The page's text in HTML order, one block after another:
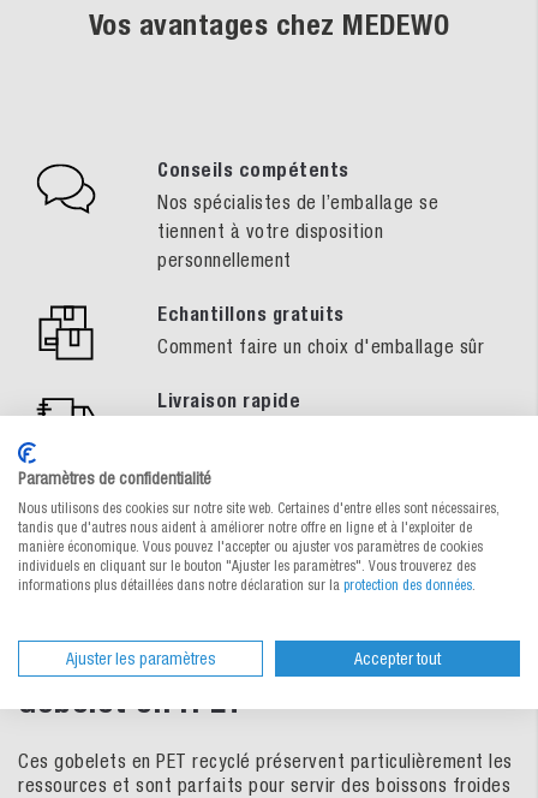
Vos avantages chez MEDEWO
Conseils compétents
Nos spécialistes de l’emballage se
tiennent à votre disposition
personnellement
Echantillons gratuits
Comment faire un choix d'emballage sûr
Livraison rapide
Gobelet en rPET
Ces gobelets en PET recyclé préservent particulièrement les
ressources et sont parfaits pour servir des boissons froides
Paramètres de confidentialité
Nous utilisons des cookies sur notre site web. Certaines d'entre elles sont nécessaires,
tandis que d'autres nous aident à améliorer notre offre en ligne et à l'exploiter de
manière économique. Vous pouvez l'accepter ou ajuster vos paramètres de cookies
individuels en cliquant sur le bouton "Ajuster les paramètres". Vous trouverez des
informations plus détaillées dans notre déclaration sur la protection des données
Ajuster les paramètres Accepter tout